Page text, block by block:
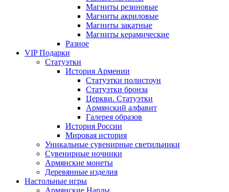
Магниты резиновые
Магниты акриловые
Магниты закатные
Магниты керамические
Разное
VIP Подарки
Статуэтки
История Армении
Статуэтки полистоун
Статуэтки бронза
Церкви. Статуэтки
Армянский алфавит
Галерея образов
История России
Мировая история
Уникальные сувенирные светильники
Сувенирные ночники
Армянские монеты
Деревянные изделия
Настольные игры
Армянские Нарды